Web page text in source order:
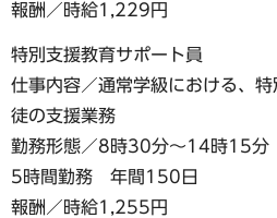
報酬／時給1,229円
特別支援教育サポート員
仕事内容／通常学級における、
徒の支援業務
勤務形態／8時30分〜14時15分
5時間勤務 年間150日
報酬／時給1,255円